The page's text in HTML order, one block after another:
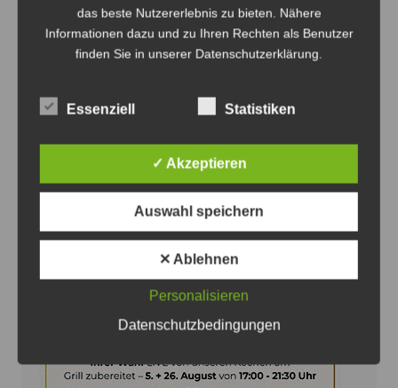
Oakhill Festival setzt erneut auf sein
erfolgreiches Zwei-Tage-Konzept
Anzeige
das beste Nutzererlebnis zu bieten. Nähere
Informationen dazu und zu Ihren Rechten als Benutzer
finden Sie in unserer Datenschutzerklärung.
Essenziell Statistiken
✓ Akzeptieren
Auswahl speichern
✕ Ablehnen
Personalisieren
Datenschutzbedingungen